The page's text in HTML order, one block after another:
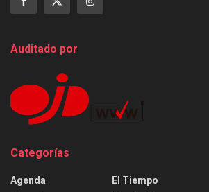
Auditado por
Categorías
Agenda
El Tiempo